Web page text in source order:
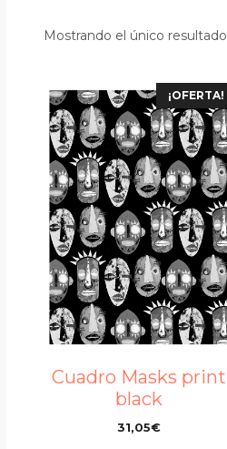
Mostrando el único resultado
¡OFERTA!
Cuadro Masks print
black
31,05€